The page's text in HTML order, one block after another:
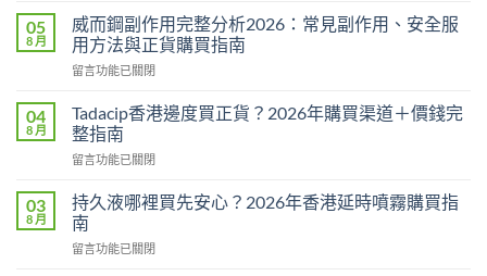
馬
糖
Hamer
效
真
相：
用
是
心
作
05
8 月
威而鋼副作用完整分析2026：常見副作用、安全服
用方法與正貨購買指南
在
而
鋼
副
作
完
整
分
析
留言功能已關閉
04
8 月
Tadacip香港邊度買正貨？2026年購買渠道＋價錢完
整指南
在
香
港
邊
度
留言功能已關閉
03
8 月
持久液哪裡買先安心？2026年香港延時噴霧購買指
南
在
留言功能已關閉